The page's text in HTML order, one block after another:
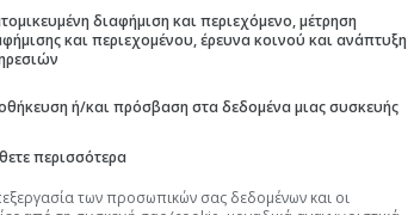
2025,
χιλ. ευρώ, δεν είχε προκύψει
και ανήλθε στα 70,8 εκατ. ευρώ, έναντι
να μειώνονται κατά 1,1% στα
στα 69,1 εκατ. ευρώ, αυξημένο
διαφήμιση και περιεχόμενο, μέτρηση
και περιεχομένου, έρευνα κοινού και ανάπτυξη
ή/και πρόσβαση στα δεδομένα μιας συσκευής
περισσότερα
των προσωπικών σας δεδομένων και οι